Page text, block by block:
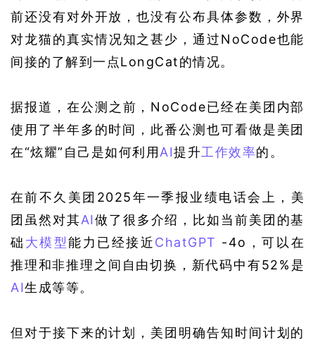
前还没有对外开放，也没有公布具体参数，外界
对龙猫的真实情况知之甚少，通过NoCode也能
间接的了解到一点LongCat的情况。
据报道，在公测之前，NoCode已经在美团内部
使用了半年多的时间，此番公测也可看做是美团
在“炫耀”自己是如何利用AI提升工作效率的。
在前不久美团2025年一季报业绩电话会上，美
团虽然对其AI做了很多介绍，比如当前美团的基
础 大模型能力已经接近ChatGPT -4o，可以在
推理和非推理之间自由切换，新代码中有52%是
AI生成等等。
但对于接下来的计划，美团明确告知时间计划的